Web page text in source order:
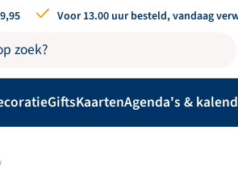
Voor 13.00 uur besteld, vandaag
GiftsKaartenAgenda's &